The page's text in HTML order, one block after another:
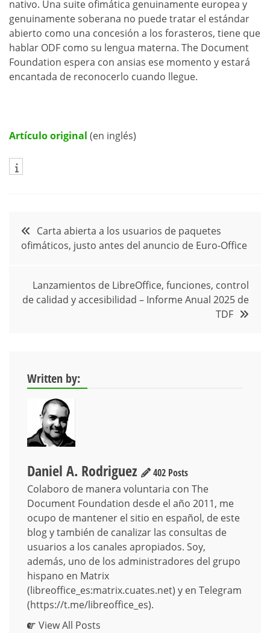
nativo. Una suite ofimática genuinamente europea y
genuinamente soberana no puede tratar el estándar
abierto como una concesión a los forasteros, tiene que
hablar ODF como su lengua materna. The Document
Foundation espera con ansias ese momento y estará
encantada de reconocerlo cuando llegue.
Artículo original (en inglés)
Navegación
de
entradas
Carta abierta a los usuarios de paquetes
ofimáticos, justo antes del anuncio de Euro-Office
Lanzamientos de LibreOffice, funciones, control
de calidad y accesibilidad – Informe Anual 2025 de
TDF
Written by:
Daniel A. Rodriguez
402 Posts
Colaboro de manera voluntaria con The
Document Foundation desde el año 2011, me
ocupo de mantener el sitio en español, de este
blog y también de canalizar las consultas de
usuarios a los canales apropiados. Soy,
además, uno de los administradores del grupo
hispano en Matrix
(libreoffice_es:matrix.cuates.net) y en Telegram
(https://t.me/libreoffice_es).
View All Posts